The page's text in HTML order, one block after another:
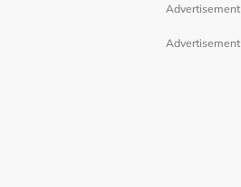
Advertisement
Advertisement